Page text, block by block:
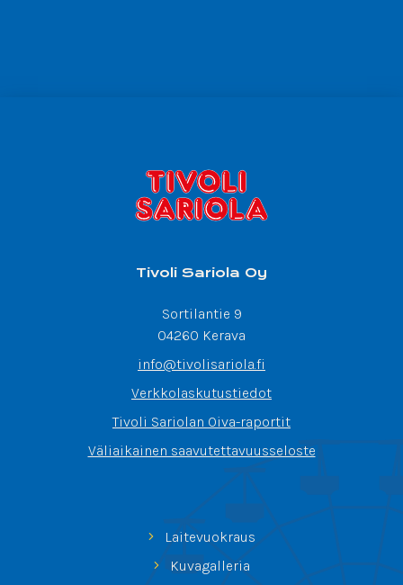
Tivoli Sariola Oy
Sortilantie 9
04260 Kerava
info@tivolisariola.fi
Verkkolaskutustiedot
Tivoli Sariolan Oiva-raportit
Väliaikainen saavutettavuusseloste
Laitevuokraus
Kuvagalleria